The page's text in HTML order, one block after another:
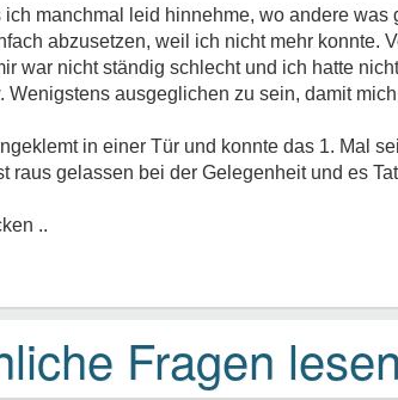
manchmal leid hinnehme, wo andere was
abzusetzen, weil ich nicht mehr konnte.
war nicht ständig schlecht und ich hatte
Wenigstens ausgeglichen zu sein, damit
in einer Tür und konnte das 1. Mal
raus gelassen bei der Gelegenheit und es
..